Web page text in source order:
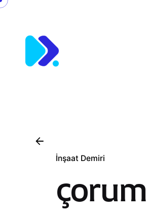
Skip
content
İnşaat Demiri